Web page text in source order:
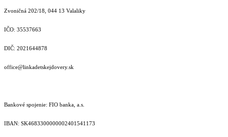
Zvoničná 202/18, 044 13 Valaliky
IČO: 35537663
DIČ: 2021644878
office@linkadetskejdovery.sk
Bankové spojenie: FIO banka, a.s.
IBAN: SK46833000000­02401541173